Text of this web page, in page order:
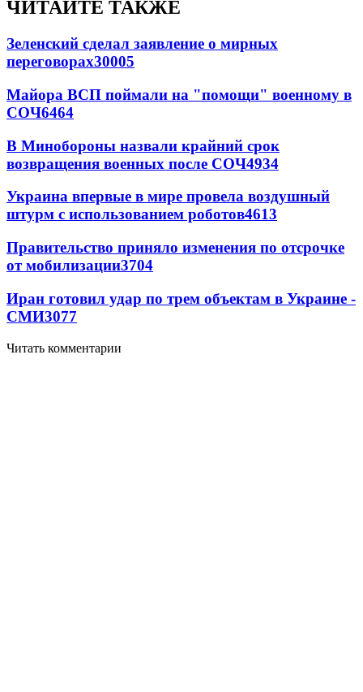
ЧИТАЙТЕ ТАКЖЕ
Зеленский сделал заявление о мирных
переговорах30005
Майора ВСП поймали на "помощи" военному в
СОЧ6464
В Минобороны назвали крайний срок
возвращения военных после СОЧ4934
Украина впервые в мире провела воздушный
штурм с использованием роботов4613
Правительство приняло изменения по отсрочке
от мобилизации3704
Иран готовил удар по трем объектам в Украине -
СМИ3077
Читать комментарии